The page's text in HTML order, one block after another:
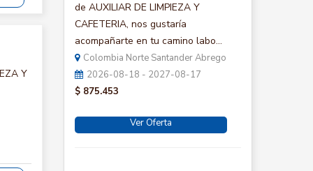
Y
de AUXILIAR DE LIMPIEZA Y
CAFETERIA, nos gustaría
acompañarte en tu camino labo...
Colombia Norte Santander Abrego
2026-08-18 - 2027-08-17
$ 875.453
Ver Oferta